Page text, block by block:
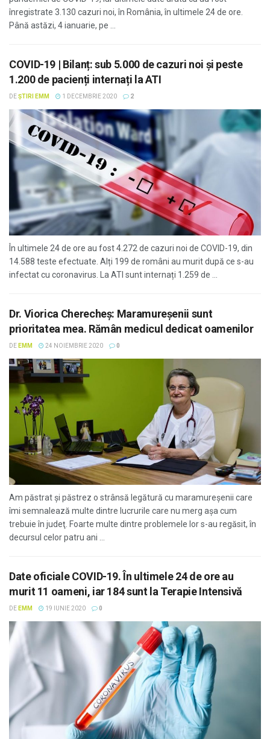
înregistrate 3.130 cazuri noi, în România, în ultimele 24 de ore.
Până astăzi, 4 ianuarie, pe ...
COVID-19 | Bilanț: sub 5.000 de cazuri noi și peste
1.200 de pacienți internați la ATI
DEȘTIRI EMM 1 DECEMBRIE 2020 2
În ultimele 24 de ore au fost 4.272 de cazuri noi de COVID-19, din
14.588 teste efectuate. Alți 199 de români au murit după ce s-au
infectat cu coronavirus. La ATI sunt internați 1.259 de ...
Dr. Viorica Cherecheş: Maramureşenii sunt
prioritatea mea. Rămân medicul dedicat oamenilor
DE EMM 24 NOIEMBRIE 2020 0
Am păstrat şi păstrez o strânsă legătură cu maramureşenii care
îmi semnalează multe dintre lucrurile care nu merg aşa cum
trebuie în judeţ. Foarte multe dintre problemele lor s-au regăsit, în
decursul celor patru ani ...
Date oficiale COVID-19. În ultimele 24 de ore au
murit 11 oameni, iar 184 sunt la Terapie Intensivă
DE EMM 19 IUNIE 2020 0